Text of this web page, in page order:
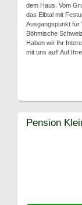
dem Haus. Vom
das Elbtal mit
Ausgangspunkt für
Böhmische Schweiz.
Haben wir Ihr
mit uns auf! Auf
Pension